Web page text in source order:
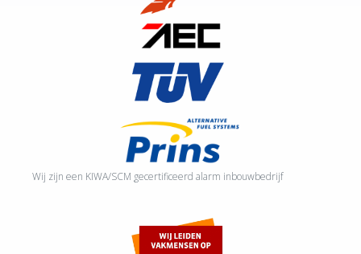
Wij zijn een KIWA/SCM gecertificeerd alarm inbouwbedrijf